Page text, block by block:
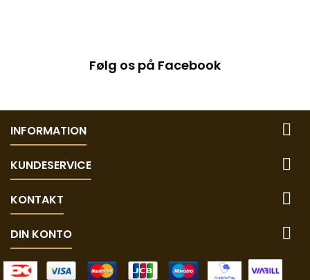
Følg os på Facebook
INFORMATION 
KUNDESERVICE 
KONTAKT 
DIN KONTO 